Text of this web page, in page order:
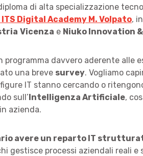
di alta specializzazione
Digital Academy M. Volpato,
Vicenza e Niuko Innovation
programma davvero aderente alle
una breve survey. Vogliamo
IT stanno cercando o
sull’Intelligenza Artificiale,
azienda.
avere un reparto IT
gestisce processi aziendali reali